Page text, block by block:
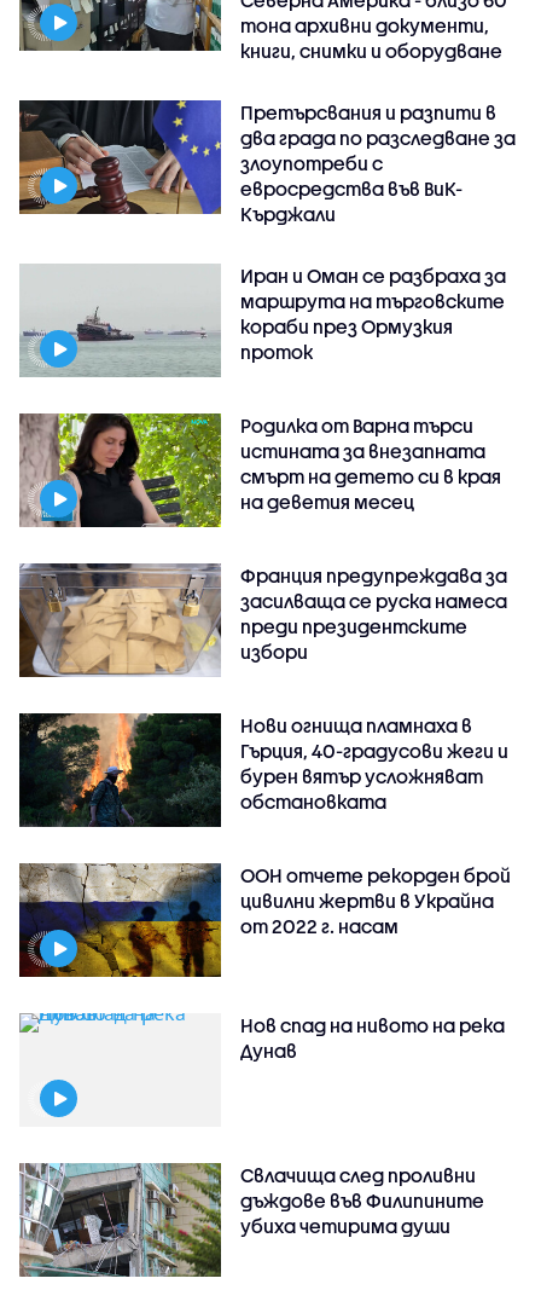
тона архивни документи,
книги, снимки и оборудване
Претърсвания и разпити в
два града по разследване за
злоупотреби с
евросредства във ВиК-
Кърджали
Иран и Оман се разбраха за
маршрута на търговските
кораби през Ормузкия
проток
Родилка от Варна търси
истината за внезапната
смърт на детето си в края
на деветия месец
Франция предупреждава за
засилваща се руска намеса
преди президентските
избори
Нови огнища пламнаха в
Гърция, 40-градусови жеги и
бурен вятър усложняват
обстановката
ООН отчете рекорден брой
цивилни жертви в Украйна
от 2022 г. насам
Нов спад на нивото на река
Дунав
Свлачища след проливни
дъждове във Филипините
убиха четирима души